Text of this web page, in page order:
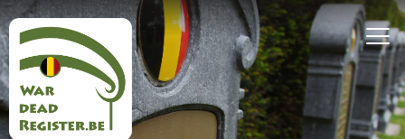
Direkt
zum
Inhalt